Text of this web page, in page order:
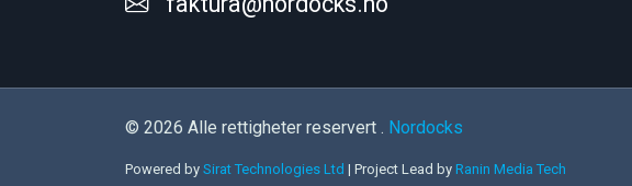
© 2026 Alle rettigheter reservert . Nordocks
Powered by Sirat Technologies Ltd | Project Lead by Ranin Media Tech